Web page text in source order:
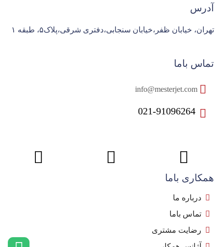
آدرس
تهران، خیابان ظفر،خیابان سنجابی،دفتری شرقی،پلاک۵، طبقه ۱
تماس باما
021-91096264
همکاری باما
درباره ما
تماس باما
رضایت مشتری